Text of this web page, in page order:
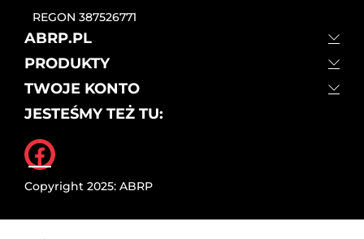
REGON 387526771
ABRP.PL
PRODUKTY
TWOJE KONTO
JESTEŚMY TEŻ TU:
Copyright 2025: ABRP